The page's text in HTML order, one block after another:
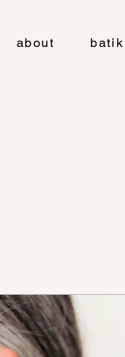
about batik